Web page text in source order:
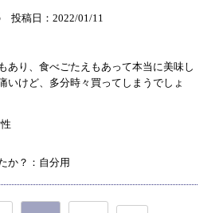
投稿日：2022/01/11
あり、食べごたえもあって本当に美味し
いけど、多分時々買ってしまうでしょ
か？：自分用